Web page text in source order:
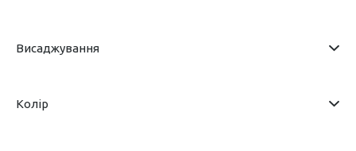
Висаджування
Колір